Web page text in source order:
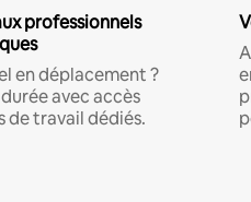
professionnels
en déplacement ?
avec accès
de travail dédiés.